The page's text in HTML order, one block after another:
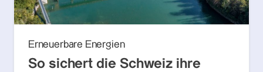
Erneuerbare Energien
So sichert die Schweiz ihre